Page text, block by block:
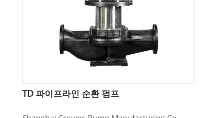
TD 파이프라인 순환 펌프